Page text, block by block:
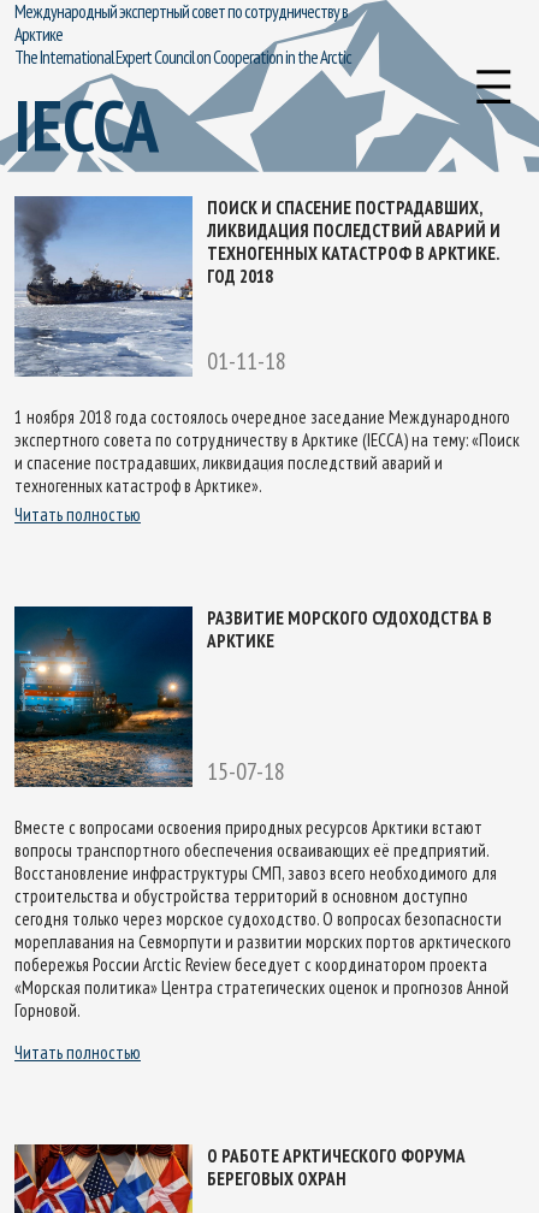
Международный экспертный совет по сотрудничеству в
Арктике
The International Expert Council on Cooperation in the Arctic
IECCA
ПОИСК И СПАСЕНИЕ ПОСТРАДАВШИХ,
ЛИКВИДАЦИЯ ПОСЛЕДСТВИЙ АВАРИЙ И
ТЕХНОГЕННЫХ КАТАСТРОФ В АРКТИКЕ.
ГОД 2018
01-11-18
1 ноября 2018 года состоялось очередное заседание Международного
экспертного совета по сотрудничеству в Арктике (IECCA) на тему: «Поиск
и спасение пострадавших, ликвидация последствий аварий и
техногенных катастроф в Арктике».
Читать полностью
РАЗВИТИЕ МОРСКОГО СУДОХОДСТВА В
АРКТИКЕ
15-07-18
Вместе с вопросами освоения при­родных ресурсов Арктики встают
вопросы транспортного обеспечения осваивающих её предприятий.
Восстановление инфраструктуры СМП, завоз всего необходимого для
строительства и обустройства территорий в основном доступно
сегодня только через морское судоходство. О вопросах безопасности
мореплавания на Севморпути и развитии морских портов арктического
побережья России Arctic Review беседует с координатором проекта
«Морская политика» Центра стратегических оценок и прогнозов Анной
Горновой.
Читать полностью
О РАБОТЕ АРКТИЧЕСКОГО ФОРУМА
БЕРЕГОВЫХ ОХРАН